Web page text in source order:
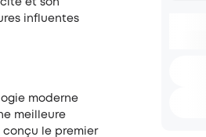
et son
influentes
moderne
meilleure
conçu le premier